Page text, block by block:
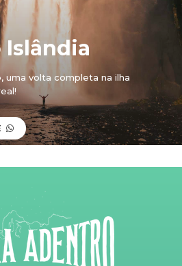
Islândia
uma volta completa na ilha